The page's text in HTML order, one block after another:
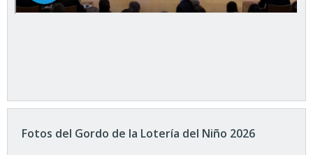
Fotos del Gordo de la Lotería del Niño 2026